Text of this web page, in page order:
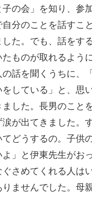
の会」を知り、参
分のことを話すこ
した。でも、話をす
ものが取れるよう
の話を聞くうちに、
をしている」と、思
ました。長男のこと
涙が出てきました。
どうするの。子供
」と伊東先生がお
さめてくれる人は
ませんでした。母